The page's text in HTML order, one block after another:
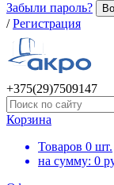
Забыли пароль?
/ Регистрация
+375(29)7509147
Корзина
Товаров 0 шт.
на сумму: 0